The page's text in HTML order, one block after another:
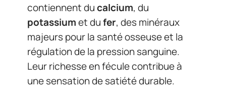
contiennent ducalcium, du
potassiumet dufer, des minéraux
majeurs pour la santé osseuse et la
régulation de la pression sanguine.
Leur richesse en fécule contribue à
une sensation de satiété durable.